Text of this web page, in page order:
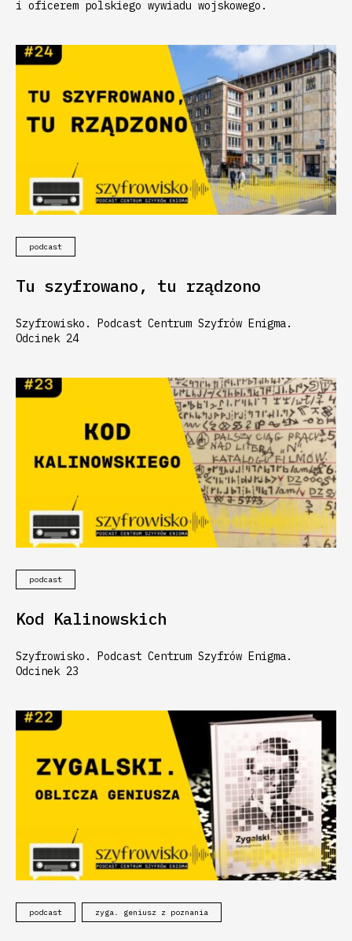
i oficerem polskiego wywiadu wojskowego.
podcast
Tu szyfrowano, tu rządzono
Szyfrowisko. Podcast Centrum Szyfrów Enigma.
Odcinek 24
podcast
Kod Kalinowskich
Szyfrowisko. Podcast Centrum Szyfrów Enigma.
Odcinek 23
podcast zyga. geniusz z poznania